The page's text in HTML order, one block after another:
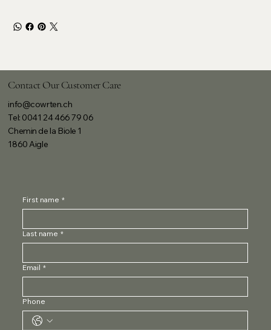
Contact Our Customer Care
info@cowrten.ch
Tel: 0041 24 466 79 06
Chemin de la Biole 1
1860 Aigle
First name *
Last name *
Email *
Phone